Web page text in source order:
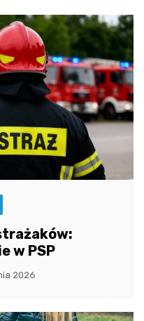
w PSP
2026